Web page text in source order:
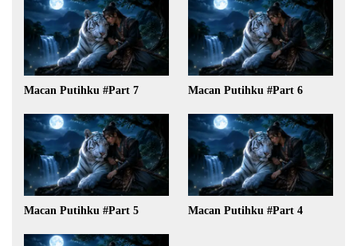
Macan Putihku #Part 7 Macan Putihku #Part 6
Macan Putihku #Part 5 Macan Putihku #Part 4